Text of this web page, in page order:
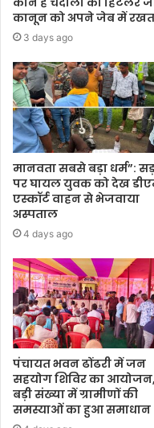
कानून को अपने जेब में
3 days ago
मानवता सबसे बड़ा धर्म”:
पर घायल युवक को देख
एस्कॉर्ट वाहन से भेजवाया
अस्पताल
4 days ago
पंचायत भवन ढोंढरी में जन
सहयोग शिविर का आयोजन,
बड़ी संख्या में ग्रामीणों की
समस्याओं का हुआ समाधान